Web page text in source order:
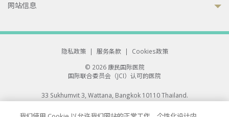
网站信息
隐私政策 | 服务条款 |
Cookies政策
© 2026 康民国际医院
国际联合委员会（JCI）认可的医院
33 Sukhumvit 3, Wattana, Bangkok 10110 Thailand.
All rights reserved.